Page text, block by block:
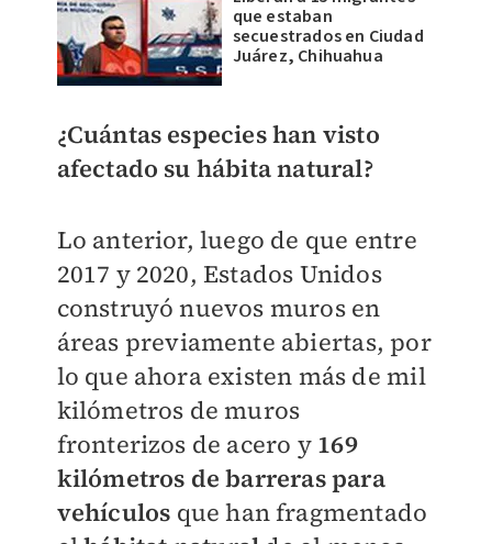
que estaban
secuestrados en Ciudad
Juárez, Chihuahua
¿Cuántas especies han visto
afectado su hábita natural?
Lo anterior, luego de que entre
2017 y 2020, Estados Unidos
construyó nuevos muros en
áreas previamente abiertas, por
lo que ahora existen más de mil
kilómetros de muros
fronterizos de acero y 169
kilómetros de barreras para
vehículos que han fragmentado